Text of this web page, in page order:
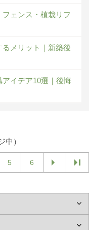
ェンス・植栽リフ
メリット｜新築後
イデア10選｜後悔
中）
5 6